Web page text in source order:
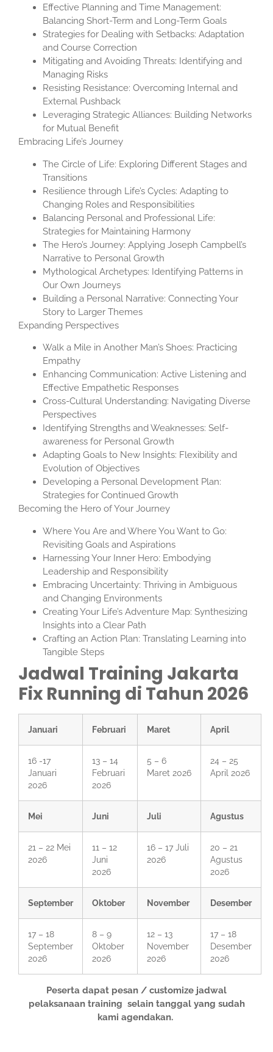
Effective Planning and Time Management:
Balancing Short-Term and Long-Term Goals
Strategies for Dealing with Setbacks: Adaptation
and Course Correction
Mitigating and Avoiding Threats: Identifying and
Managing Risks
Resisting Resistance: Overcoming Internal and
External Pushback
Leveraging Strategic Alliances: Building Networks
for Mutual Benefit
Embracing Life’s Journey
The Circle of Life: Exploring Different Stages and
Transitions
Resilience through Life’s Cycles: Adapting to
Changing Roles and Responsibilities
Balancing Personal and Professional Life:
Strategies for Maintaining Harmony
The Hero’s Journey: Applying Joseph Campbell’s
Narrative to Personal Growth
Mythological Archetypes: Identifying Patterns in
Our Own Journeys
Building a Personal Narrative: Connecting Your
Story to Larger Themes
Expanding Perspectives
Walk a Mile in Another Man’s Shoes: Practicing
Empathy
Enhancing Communication: Active Listening and
Effective Empathetic Responses
Cross-Cultural Understanding: Navigating Diverse
Perspectives
Identifying Strengths and Weaknesses: Self-
awareness for Personal Growth
Adapting Goals to New Insights: Flexibility and
Evolution of Objectives
Developing a Personal Development Plan:
Strategies for Continued Growth
Becoming the Hero of Your Journey
Where You Are and Where You Want to Go:
Revisiting Goals and Aspirations
Harnessing Your Inner Hero: Embodying
Leadership and Responsibility
Embracing Uncertainty: Thriving in Ambiguous
and Changing Environments
Creating Your Life’s Adventure Map: Synthesizing
Insights into a Clear Path
Crafting an Action Plan: Translating Learning into
Tangible Steps
Jadwal Training Jakarta
Fix Running di Tahun 2026
Januari Februari Maret April
16 -17
Januari
2026
13 – 14
Februari
2026
5 – 6
Maret 2026
24 – 25
April 2026
Mei Juni Juli Agustus
21 – 22 Mei
2026
11 – 12
Juni
2026
16 – 17 Juli
2026
20 – 21
Agustus
2026
September Oktober November Desember
17 – 18
September
2026
8 – 9
Oktober
2026
12 – 13
November
2026
17 – 18
Desember
2026
Peserta dapat pesan / customize jadwal
pelaksanaan training selain tanggal yang sudah
kami agendakan.